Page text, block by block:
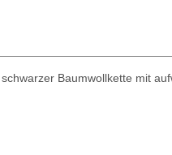
Baumwollkette mit